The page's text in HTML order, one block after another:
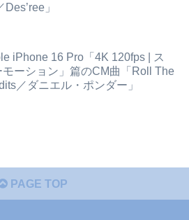
Des’ree」
iPhone 16 Pro「4K 120fps | ス
モーション」篇のCM曲「Roll The
／ダニエル・ポンダー」
PAGE TOP